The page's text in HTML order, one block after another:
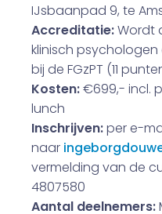
IJsbaanpad 9, te
Accreditatie:Wordt
klinisch
bij de FGzPT (11
Kosten:€699,- incl.
lunch
Inschrijven:per e-
naar
vermelding van de
4807580
Aantal deelnemers: